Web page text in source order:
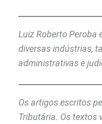
Luiz Roberto Peroba
diversas indústrias,
administrativas e
Os artigos escritos
Tributária. Os textos